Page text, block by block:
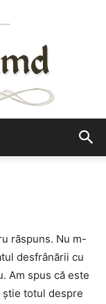
răspuns. Nu m-
desfrânării cu
Am spus că este
totul despre